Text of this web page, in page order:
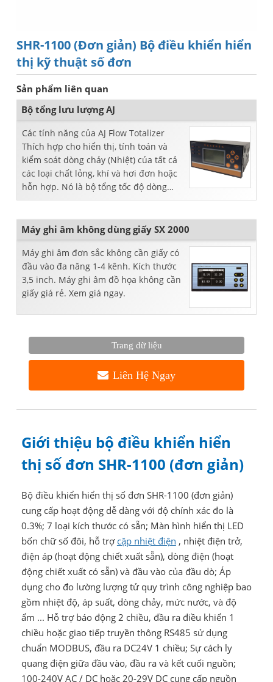
SHR-1100 (Đơn giản) Bộ điều khiển hiển
thị kỹ thuật số đơn
Sản phẩm liên quan
Bộ tổng lưu lượng AJ
Các tính năng của AJ Flow Totalizer
Thích hợp cho hiển thị, tính toán và
kiểm soát dòng chảy (Nhiệt) của tất cả
các loại chất lỏng, khí và hơi đơn hoặc
hỗn hợp. Nó là bộ tổng tốc độ dòng
chảy. Nhập nhiều dòng chảy se ...
Máy ghi âm không dùng giấy SX 2000
Máy ghi âm đơn sắc không cần giấy có
đầu vào đa năng 1-4 kênh. Kích thước
3,5 inch. Máy ghi âm đồ họa không cần
giấy giá rẻ. Xem giá ngay.
Trang dữ liệu
Liên Hệ Ngay
Giới thiệu bộ điều khiển hiển
thị số đơn SHR-1100 (đơn giản)
Bộ điều khiển hiển thị số đơn SHR-1100 (đơn giản)
cung cấp hoạt động dễ dàng với độ chính xác đo là
0.3%; 7 loại kích thước có sẵn; Màn hình hiển thị LED
bốn chữ số đôi, hỗ trợ cặp nhiệt điện , nhiệt điện trở,
điện áp (hoạt động chiết xuất sẵn), dòng điện (hoạt
động chiết xuất có sẵn) và đầu vào của đầu dò; Áp
dụng cho đo lường lượng tử quy trình công nghiệp bao
gồm nhiệt độ, áp suất, dòng chảy, mức nước, và độ
ẩm ... Hỗ trợ báo động 2 chiều, đầu ra điều khiển 1
chiều hoặc giao tiếp truyền thông RS485 sử dụng
chuẩn MODBUS, đầu ra DC24V 1 chiều; Sự cách ly
quang điện giữa đầu vào, đầu ra và kết cuối nguồn;
100-240V AC / DC hoặc 20-29V DC cung cấp nguồn